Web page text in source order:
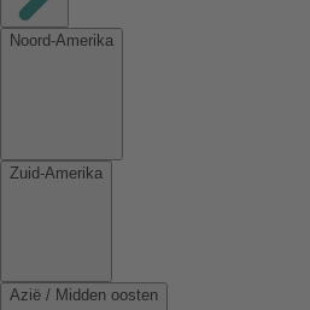
Noord-Amerika
Zuid-Amerika
Azië / Midden oosten